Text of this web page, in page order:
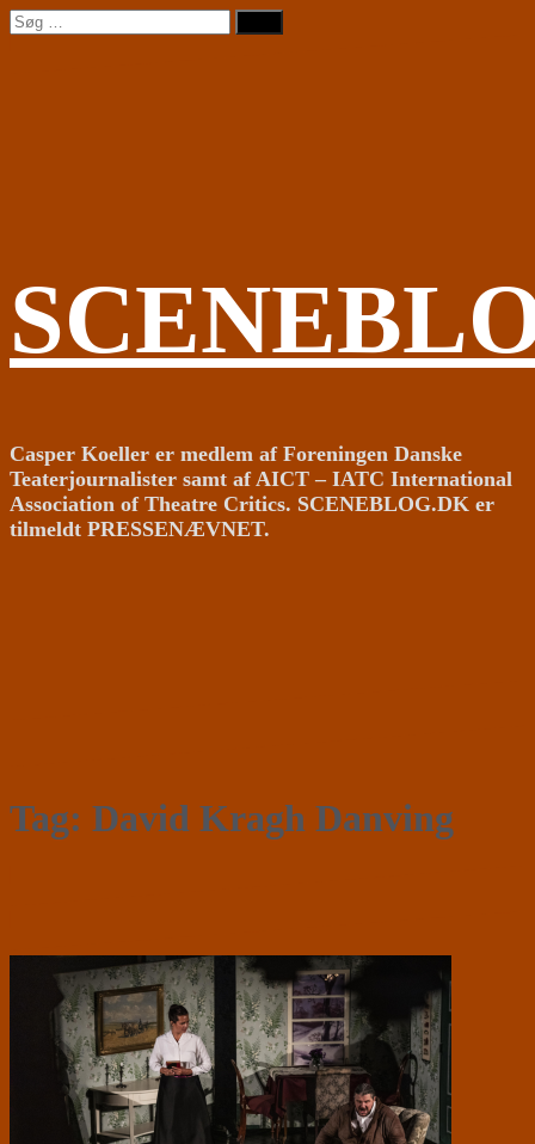
Videre
til
Søg
efter:
Casper Koeller er medlem af Foreningen Danske
Teaterjournalister samt af AICT – IATC International
Association of Theatre Critics. SCENEBLOG.DK er
tilmeldt PRESSENÆVNET.
Tag: David Kragh Danving